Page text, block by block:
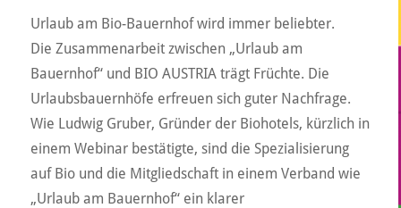
Urlaub am Bio-Bauernhof wird immer beliebter.
Die Zusammenarbeit zwischen „Urlaub am
Bauernhof“ und BIO AUSTRIA trägt Früchte. Die
Urlaubsbauernhöfe erfreuen sich guter Nachfrage.
Wie Ludwig Gruber, Gründer der Biohotels, kürzlich in
einem Webinar bestätigte, sind die Spezialisierung
auf Bio und die Mitgliedschaft in einem Verband wie
„Urlaub am Bauernhof“ ein klarer